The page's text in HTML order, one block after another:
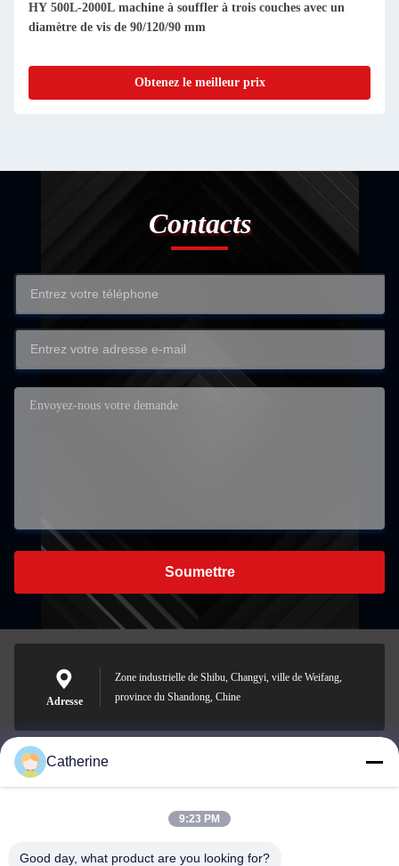
HY 500L-2000L machine à souffler à trois couches avec un
diamètre de vis de 90/120/90 mm
Obtenez le meilleur prix
Contacts
Soumettre
Adresse
Zone industrielle de Shibu, Changyi, ville de Weifang,
province du Shandong, Chine
padraic@huayumachine.cn
Catherine
9:23 PM
Good day, what product are you looking for?